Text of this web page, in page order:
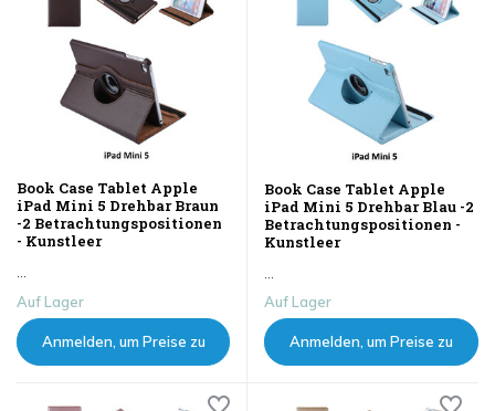
Book Case Tablet Apple
iPad Mini 5 Drehbar Braun
-2 Betrachtungspositionen
- Kunstleer
...
Auf Lager
Anmelden, um Preise zu
Book Case Tablet Apple
iPad Mini 5 Drehbar Blau -2
Betrachtungspositionen -
Kunstleer
...
Auf Lager
Anmelden, um Preise zu